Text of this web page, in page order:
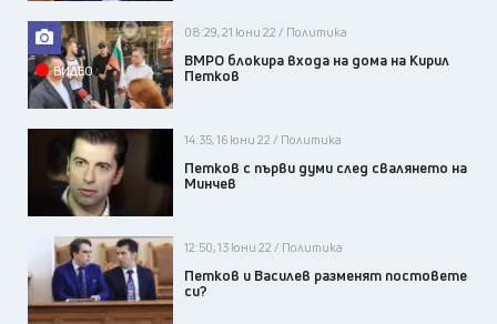
ВИДЕО
08:29, 21 юни 22 / Политика
ВМРО блокира входа на дома на Кирил
Петков
14:35, 16 юни 22 / Политика
Петков с първи думи след свалянето на
Минчев
12:50, 13 юни 22 / Политика
Петков и Василев разменят постовете
си?